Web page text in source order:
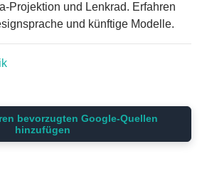
Projektion und Lenkrad. Erfahren
und künftige Modelle.
bevorzugten Google-Quellen
hinzufügen